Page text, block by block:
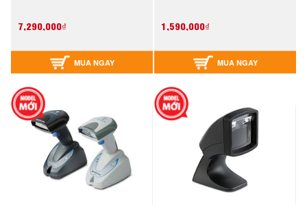
7,290,000₫
MUA NGAY
1,590,000₫
MUA NGAY